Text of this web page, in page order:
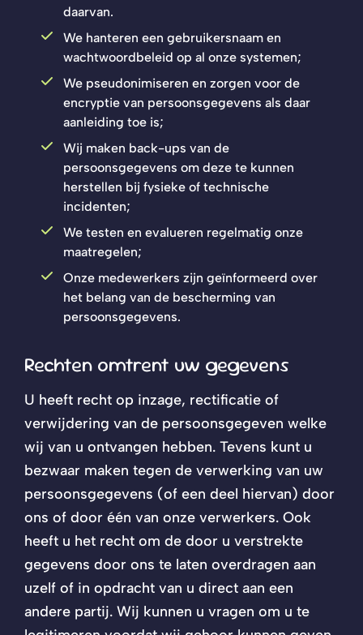
daarvan.
We hanteren een gebruikersnaam en
wachtwoordbeleid op al onze systemen;
We pseudonimiseren en zorgen voor de
encryptie van persoonsgegevens als daar
aanleiding toe is;
Wij maken back-ups van de
persoonsgegevens om deze te kunnen
herstellen bij fysieke of technische
incidenten;
We testen en evalueren regelmatig onze
maatregelen;
Onze medewerkers zijn geïnformeerd over
het belang van de bescherming van
persoonsgegevens.
Rechten omtrent uw gegevens
U heeft recht op inzage, rectificatie of
verwijdering van de persoonsgegeven welke
wij van u ontvangen hebben. Tevens kunt u
bezwaar maken tegen de verwerking van uw
persoonsgegevens (of een deel hiervan) door
ons of door één van onze verwerkers. Ook
heeft u het recht om de door u verstrekte
gegevens door ons te laten overdragen aan
uzelf of in opdracht van u direct aan een
andere partij. Wij kunnen u vragen om u te